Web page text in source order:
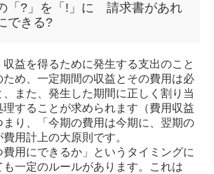
「?」を「!」に 請求書があれ
できる?
益を得るために発生する支出のこと
ため、一定期間の収益とその費用は必
また、発生した期間に正しく割り当
することが求められます（費用収益
まり、「今期の費用は今期に、翌期の
用計上の大原則です。
用にできるか」というタイミングに
一定のルールがあります。これは